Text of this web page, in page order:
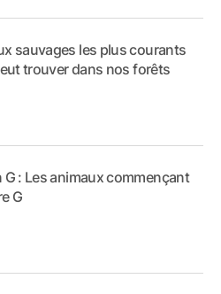
sauvages les plus courants
trouver dans nos forêts
G : Les animaux commençant
G